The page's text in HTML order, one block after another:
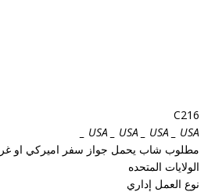
C216
USA _ USA _ USA _ USA _
مطلوب شاب يحمل جواز سفر اميركي او
الولايات المتحده
نوع العمل إداري